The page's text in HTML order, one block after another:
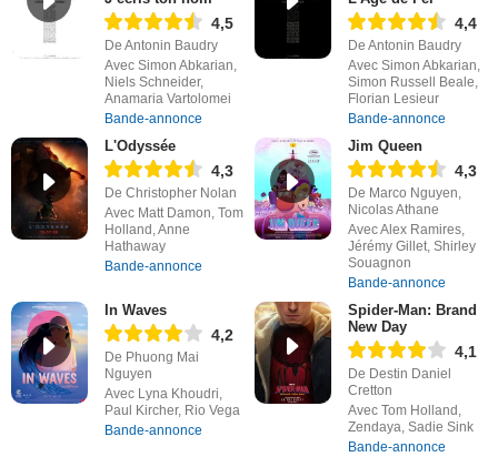
4,5
De Antonin Baudry
Avec Simon Abkarian,
Niels Schneider,
Anamaria Vartolomei
Bande-annonce
4,4
De Antonin Baudry
Avec Simon Abkarian,
Simon Russell Beale,
Florian Lesieur
Bande-annonce
L'Odyssée
4,3
De Christopher Nolan
Avec Matt Damon, Tom
Holland, Anne
Hathaway
Bande-annonce
Jim Queen
4,3
De Marco Nguyen,
Nicolas Athane
Avec Alex Ramires,
Jérémy Gillet, Shirley
Souagnon
Bande-annonce
In Waves
4,2
De Phuong Mai
Nguyen
Avec Lyna Khoudri,
Paul Kircher, Rio Vega
Bande-annonce
Spider-Man: Brand
New Day
4,1
De Destin Daniel
Cretton
Avec Tom Holland,
Zendaya, Sadie Sink
Bande-annonce